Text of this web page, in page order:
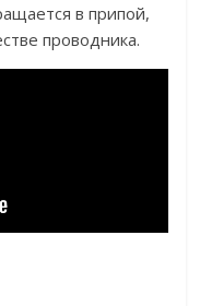
в припой,
проводника.